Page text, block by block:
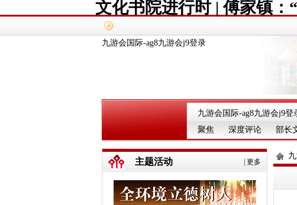
文化书院进行时 | 傅家镇：
九游会国际-ag8九游会j9登录
九游会国际-ag8九游会j9登
聚焦
深度评论 部长
更多
主题活动